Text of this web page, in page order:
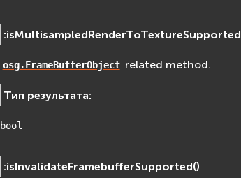
:isMultisampledRenderToTextureSupported
osg.FrameBufferObject related method.
Тип результата:
bool
:isInvalidateFramebufferSupported()